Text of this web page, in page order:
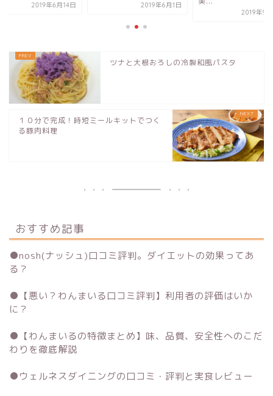
2019年6月1日
ツナと大根おろしの冷製和風パスタ
１０分で完成！時短ミールキットでつく
る豚肉料理
おすすめ記事
●nosh(ナッシュ)口コミ評判。ダイエットの効果ってあ
る？
● 【悪い？わんまいる口コミ評判】利用者の評価はいか
に？
● 【わんまいるの特徴まとめ】味、品質、安全性へのこだ
わりを徹底解説
●ウェルネスダイニングの口コミ・評判と実食レビュー